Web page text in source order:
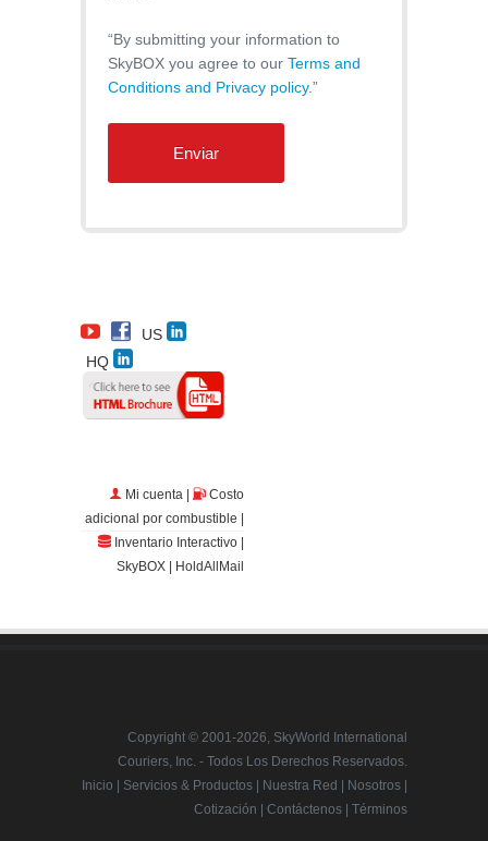
“By submitting your information to
SkyBOX you agree to our Terms and
Conditions and Privacy policy.”
US
HQ
Mi cuenta |
Costo
adicional por combustible |
Inventario Interactivo |
SkyBOX | HoldAllMail
Copyright © 2001 -2026, SkyWorld International
Couriers, Inc. - Todos Los Derechos Reservados.
Inicio | Servicios & Productos | Nuestra Red | Nosotros |
Cotización | Contáctenos | Términos